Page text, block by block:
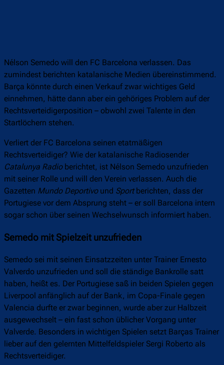
Nélson Semedo will den FC Barcelona verlassen. Das
zumindest berichten katalanische Medien übereinstimmend.
Barça könnte durch einen Verkauf zwar wichtiges Geld
einnehmen, hätte dann aber ein gehöriges Problem auf der
Rechtsverteidigerposition – obwohl zwei Talente in den
Startlöchern stehen.
Verliert der FC Barcelona seinen etatmäßigen
Rechtsverteidiger? Wie der katalanische Radiosender
Catalunya Radioberichtet, ist Nélson Semedo unzufrieden
mit seiner Rolle und will den Verein verlassen. Auch die
Gazetten Mundo Deportivound Sportberichten, dass der
Portugiese vor dem Absprung steht – er soll Barcelona intern
sogar schon über seinen Wechselwunsch informiert haben.
Semedo mit Spielzeit unzufrieden
Semedo sei mit seinen Einsatzzeiten unter Trainer Ernesto
Valverdo unzufrieden und soll die ständige Bankrolle satt
haben, heißt es. Der Portugiese saß in beiden Spielen gegen
Liverpool anfänglich auf der Bank, im Copa-Finale gegen
Valencia durfte er zwar beginnen, wurde aber zur Halbzeit
ausgewechselt – ein fast schon üblicher Vorgang unter
Valverde. Besonders in wichtigen Spielen setzt Barças Trainer
lieber auf den gelernten Mittelfeldspieler Sergi Roberto als
Rechtsverteidiger.